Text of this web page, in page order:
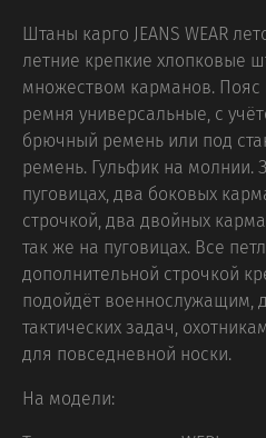
Штаны карго JEANS WEAR
летние крепкие хлопковые
множеством карманов. Пояс
ремня универсальные, с
брючный ремень или под
ремень. Гульфик на молнии.
пуговицах, два боковых
строчкой, два двойных
так же на пуговицах. Все
дополнительной строчкой
подойдёт военнослужащим,
тактических задач,
для повседневной носки.
На модели: